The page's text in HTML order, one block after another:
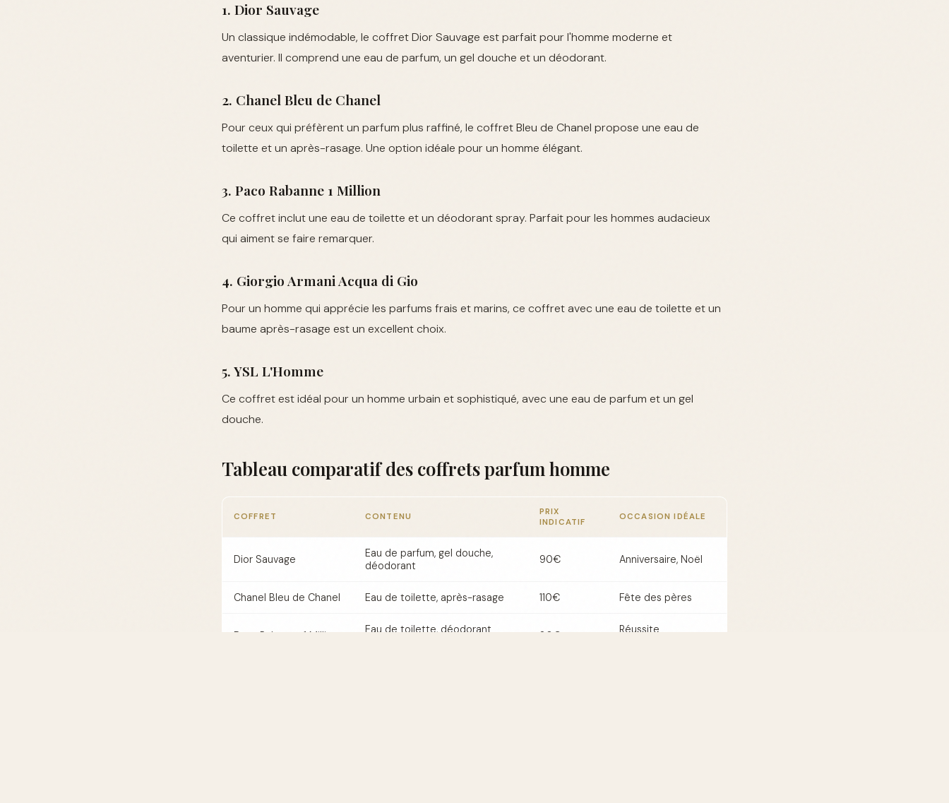
1. Dior Sauvage
Un classique indémodable, le coffret Dior Sauvage est parfait pour l'homme moderne et
aventurier. Il comprend une eau de parfum, un gel douche et un déodorant.
2. Chanel Bleu de Chanel
Pour ceux qui préfèrent un parfum plus raffiné, le coffret Bleu de Chanel propose une eau de
toilette et un après-rasage. Une option idéale pour un homme élégant.
3. Paco Rabanne 1 Million
Ce coffret inclut une eau de toilette et un déodorant spray. Parfait pour les hommes audacieux
qui aiment se faire remarquer.
4. Giorgio Armani Acqua di Gio
Pour un homme qui apprécie les parfums frais et marins, ce coffret avec une eau de toilette et un
baume après-rasage est un excellent choix.
5. YSL L'Homme
Ce coffret est idéal pour un homme urbain et sophistiqué, avec une eau de parfum et un gel
douche.
Tableau comparatif des coffrets parfum homme
COFFRET CONTENU
PRIX
INDICATIF
OCCASION IDÉALE
Dior Sauvage
Eau de parfum, gel douche,
déodorant
90€ Anniversaire, Noël
Chanel Bleu de Chanel Eau de toilette, après-rasage 110€ Fête des pères
Paco Rabanne 1 Million
Eau de toilette, déodorant
80€
Réussite